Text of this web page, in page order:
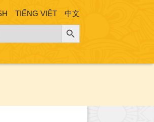
TIẾNG VIỆT 中文
검색 버튼